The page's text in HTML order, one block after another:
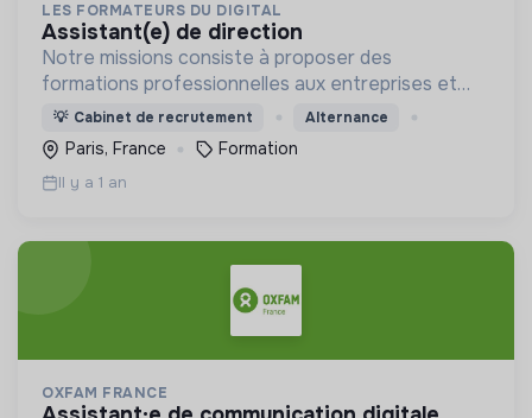
LES FORMATEURS DU DIGITAL
assistant(e) de direction
Notre missions consiste à proposer des
formations professionnelles aux entreprises et
aux indépendants dans le domaine du digital.
💡 Cabinet de recrutement Alternance
Paris, France Formation
Il y a 1 an
OXFAM FRANCE